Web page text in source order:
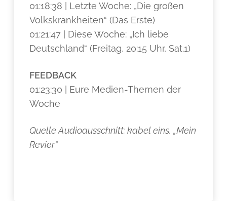
01:18:38 | Letzte Woche: „Die großen
Volkskrankheiten“ (Das Erste)
01:21:47 | Diese Woche: „Ich liebe
Deutschland“ (Freitag, 20:15 Uhr, Sat.1)
FEEDBACK
01:23:30 | Eure Medien-Themen der
Woche
Quelle Audioausschnitt: kabel eins, „Mein
Revier“